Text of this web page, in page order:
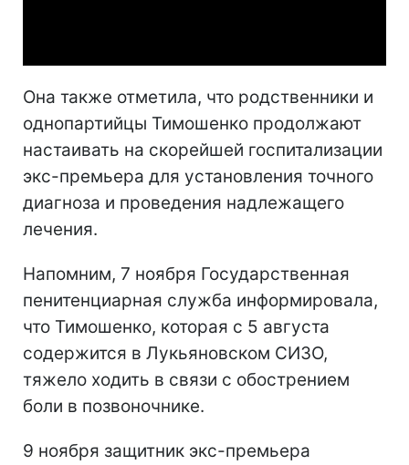
Она также отметила, что родственники и
однопартийцы Тимошенко продолжают
настаивать на скорейшей госпитализации
экс-премьера для установления точного
диагноза и проведения надлежащего
лечения.
Напомним, 7 ноября Государственная
пенитенциарная служба информировала,
что Тимошенко, которая с 5 августа
содержится в Лукьяновском СИЗО,
тяжело ходить в связи с обострением
боли в позвоночнике.
9 ноября защитник экс-премьера